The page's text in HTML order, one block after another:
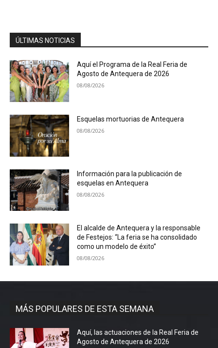
ÚLTIMAS NOTICIAS
Aquí el Programa de la Real Feria de
Agosto de Antequera de 2026
08/08/2026
Esquelas mortuorias de Antequera
08/08/2026
Información para la publicación de
esquelas en Antequera
08/08/2026
El alcalde de Antequera y la responsable
de Festejos: “La feria se ha consolidado
como un modelo de éxito”
08/08/2026
MÁS POPULARES DE ESTA SEMANA
Aquí, las actuaciones de la Real Feria de
Agosto de Antequera de 2026